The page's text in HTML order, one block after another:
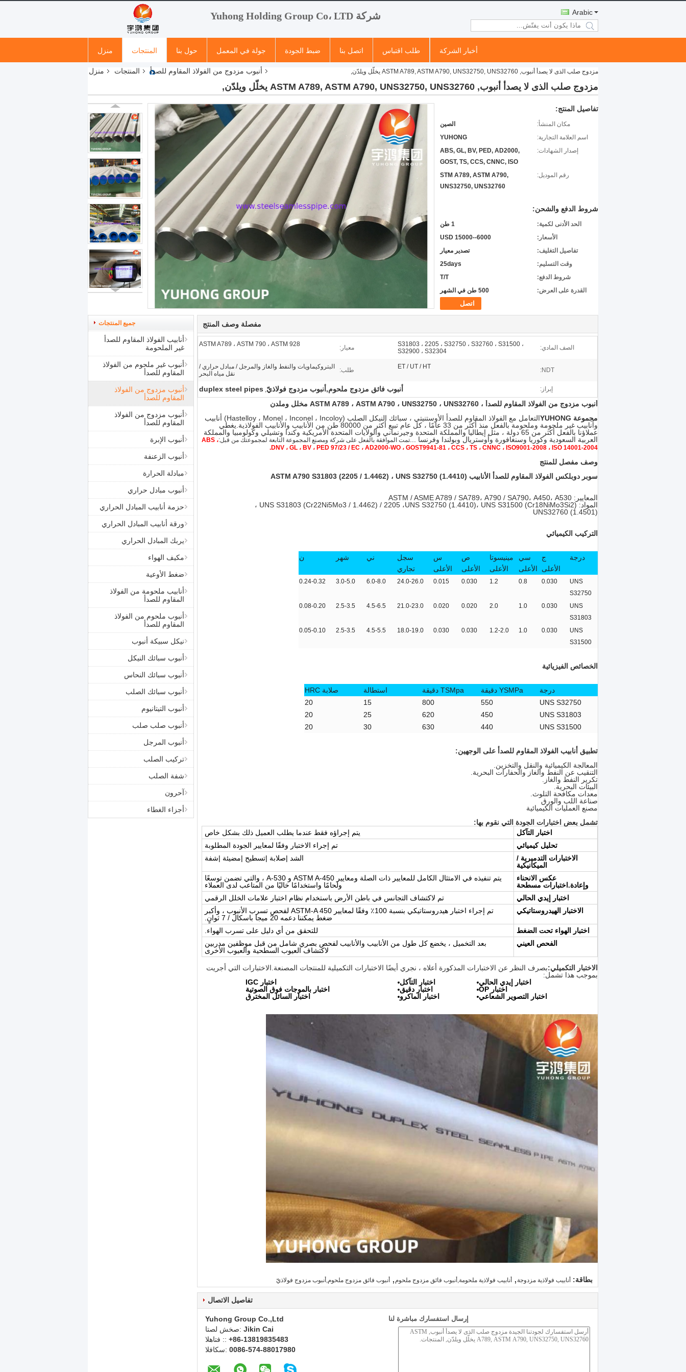
شركة Yuhong Holding Group Co، LTD Arabic
search
منزل المنتجات حول بنا جولة في المعمل ضبط الجودة اتصل بنا طلب اقتباس أخبار الشركة
منزل المنتجات أنبوب مزدوج من الفولاذ المقاوم للصدأ مزدوج صلب الذى لا يصدأ أنبوب, ASTM A789, ASTM A790, UNS32750, UNS32760 يخلّل ويلدّن,
مزدوج صلب الذى لا يصدأ أنبوب, ASTM A789, ASTM A790, UNS32750, UNS32760 يخلّل ويلدّن,
تفاصيل المنتج:
مكان المنشأ:
الصين
اسم العلامة التجارية:
YUHONG
إصدار الشهادات:
ABS, GL, BV, PED, AD2000,
GOST, TS, CCS, CNNC, ISO
رقم الموديل:
STM A789, ASTM A790,
UNS32750, UNS32760
شروط الدفع والشحن:
الحد الأدنى لكمية:
1 طن
الأسعار:
6000--15000 USD
تفاصيل التغليف:
تصدير معيار
وقت التسليم:
25days
شروط الدفع:
T/T
القدرة على العرض:
500 طن في الشهر
اتصل
جميع المنتجات
أنابيب الفولاذ المقاوم للصدأ
غير الملحومة
أنبوب غير ملحوم من الفولاذ
المقاوم للصدأ
أنبوب مزدوج من الفولاذ
المقاوم للصدأ
أنبوب مزدوج من الفولاذ
المقاوم للصدأ
أنبوب الإبرة
أنبوب الزعنفة
مبادلة الحرارة
أنبوب مبادل حراري
حزمة أنابيب المبادل الحراري
ورقة أنابيب المبادل الحراري
يربك المبادل الحراري
مكيف الهواء
ضغط الأوعية
أنابيب ملحومة من الفولاذ
المقاوم للصدأ
أنبوب ملحوم من الفولاذ
المقاوم للصدأ
نيكل سبيكة أنبوب
أنبوب سبائك النيكل
أنبوب سبائك النحاس
أنبوب سبائك الصلب
أنبوب التيتانيوم
أنبوب صلب صلب
أنبوب المرجل
تركيب الصلب
شفة الصلب
آحرون
أجزاء الغطاء
مفصلة وصف المنتج
الصف المادي:
S31803 ، 2205 ، S32750 ، S32760 ، S31500 ،
S32900 ، S32304
معيار: ASTM A789 ، ASTM 790 ، ASTM 928
NDT:
ET / UT / HT طلب:
البتروكيماويات والنفط والغاز والمرجل / مبادل حراري /
نقل مياه البحر
إبراز: أنبوب فائق مزدوج ملحوم,أنبوب مزدوج فولاذيّ,
duplex steel pipes
أنبوب مزدوج من الفولاذ المقاوم للصدأ ، ASTM A789 ، ASTM A790 ، UNS32750 ، UNS32760 مخلل وملدن
مجموعة YUHONG
التعامل مع الفولاذ المقاوم للصدأ الأوستنيتي ، سبائك النيكل الصلب (Hastelloy ، Monel ، Inconel ، Incoloy) أنابيب
وأنابيب غير ملحومة وملحومة بالفعل منذ أكثر من 33 عامًا ، كل عام تبيع أكثر من 80000 طن من الأنابيب والأنابيب الفولاذية.يغطي
عملاؤنا بالفعل أكثر من 65 دولة ، مثل إيطاليا والمملكة المتحدة وجيرنماني والولايات المتحدة الأمريكية وكندا وتشيلي وكولومبيا والمملكة
العربية السعودية وكوريا وسنغافورة وأوستريال وبولندا وفرنسا ...تمت الموافقة بالفعل على شركة ومصنع المجموعة التابعة لمجموعتك من قبل:ABS ،
DNV ، GL ، BV ، PED 97/23 / EC ، AD2000-WO ، GOST9941-81 ، CCS ، TS ، CNNC ، ISO9001-2008 ، ISO 14001-2004.
وصف مفصل للمنتج
سوبر دوبلكس الفولاذ المقاوم للصدأ الأنابيب ASTM A790 S31803 (2205 / 1.4462) ، UNS S32750 (1.4410)
المعايير: ASTM / ASME A789 / SA789، A790 / SA790، A450، A530
المواد: UNS S31803 (Cr22Ni5Mo3 / 1.4462) / 2205 ،
UNS S32750 (1.4410)، UNS S31500 (Cr18NiMo3Si2) ،
UNS32760 (1.4501)
التركيب الكيميائي
درجة
ج
الأعلى
سي
الأعلى
مينيسوتا
الأعلى
ص
الأعلى
س
الأعلى
سجل
تجاري
ني شهر ن
UNS
S32750
0.030
0.8
1.2
0.030
0.015
24.0-26.0
6.0-8.0
3.0-5.0
0.24-0.32
UNS
S31803
0.030
1.0
2.0
0.020
0.020
21.0-23.0
4.5-6.5
2.5-3.5
0.08-0.20
UNS
S31500
0.030
1.0
1.2-2.0
0.030
0.030
18.0-19.0
4.5-5.5
2.5-3.5
0.05-0.10
الخصائص الفيزيائية
درجة YSMPa دقيقة TSMpa دقيقة استطالة
صلابة HRC
UNS S32750
550
800
15
20
UNS S31803
450
620
25
20
UNS S31500
440
630
30
20
تطبيق أنابيب الفولاذ المقاوم للصدأ على الوجهين:
المعالجة الكيميائية والنقل والتخزين.
التنقيب عن النفط والغاز والحفارات البحرية.
تكرير النفط والغاز.
البيئات البحرية.
معدات مكافحة التلوث.
صناعة اللب والورق
مصنع العمليات الكيميائية
تشمل بعض اختبارات الجودة التي نقوم بها:
اختبار التآكل
يتم إجراؤه فقط عندما يطلب العميل ذلك بشكل خاص
تحليل كيميائي
تم إجراء الاختبار وفقًا لمعايير الجودة المطلوبة
الاختبارات التدميرية /
الميكانيكية
الشد |صلابة |تسطيح |مضيئة |شفة
عكس الانحناء
وإعادة.اختبارات مسطحة
يتم تنفيذه في الامتثال الكامل للمعايير ذات الصلة ومعايير ASTM A-450 و A-530 ، والتي تضمن توسعًا
ولحامًا واستخدامًا خاليًا من المتاعب لدى العملاء
اختبار إيدي الحالي
تم لاكتشاف التجانس في باطن الأرض باستخدام نظام اختبار علامات الخلل الرقمي
الاختبار الهيدروستاتيكي
تم إجراء اختبار هيدروستاتيكي بنسبة 100٪ وفقًا لمعايير ASTM-A 450 لفحص تسرب الأنبوب ، وأكبر
ضغط يمكننا دعمه 20 ميجا باسكال / 7 ثوانٍ.
اختبار الهواء تحت الضغط
للتحقق من أي دليل على تسرب الهواء.
الفحص العيني
بعد التخميل ، يخضع كل طول من الأنابيب والأنابيب لفحص بصري شامل من قبل موظفين مدربين
لاكتشاف العيوب السطحية والعيوب الأخرى
الاختبار التكميلي:بصرف النظر عن الاختبارات المذكورة أعلاه ، نجري أيضًا الاختبارات التكميلية للمنتجات المصنعة.الاختبارات التي أجريت
بموجب هذا تشمل:
اختبار إيدي الحالي
اختبار OP
اختبار التصوير الشعاعي
اختبار التآكل
اختبار دقيق
اختبار الماكرو
اختبار IGC
اختبار بالموجات فوق الصوتية
اختبار السائل المخترق
بطاقة: أنابيب فولاذية مزدوجة أنابيب فولاذية ملحومة,أنبوب فائق مزدوج ملحوم أنبوب فائق مزدوج ملحوم,أنبوب مزدوج فولاذيّ
تفاصيل الاتصال
Yuhong Group Co.,Ltd
اتصل شخص: Jikin Cai
الهاتف :: +86-13819835483
الفاكس: 0086-574-88017980
إرسال استفسارك مباشرة لنا